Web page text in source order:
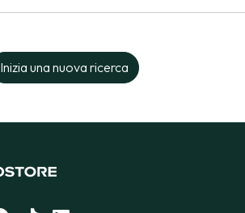
Inizia una nuova ricerca